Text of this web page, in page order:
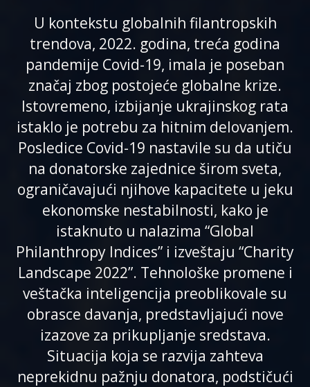
U kontekstu globalnih filantropskih
trendova, 2022. godina, treća godina
pandemije Covid-19, imala je poseban
značaj zbog postojeće globalne krize.
Istovremeno, izbijanje ukrajinskog rata
istaklo je potrebu za hitnim delovanjem.
Posledice Covid-19 nastavile su da utiču
na donatorske zajednice širom sveta,
ograničavajući njihove kapacitete u jeku
ekonomske nestabilnosti, kako je
istaknuto u nalazima “Global
Philanthropy Indices” i izveštaju “Charity
Landscape 2022”. Tehnološke promene i
veštačka inteligencija preoblikovale su
obrasce davanja, predstavljajući nove
izazove za prikupljanje sredstava.
Situacija koja se razvija zahteva
neprekidnu pažnju donatora, podstičući